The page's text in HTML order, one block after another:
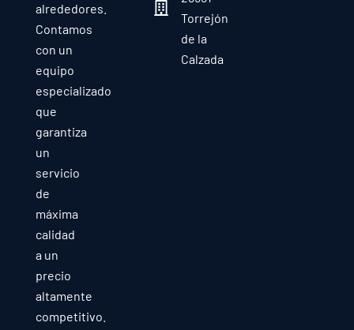
alrededores.
Contamos
con un
equipo
especializado
que
garantiza
un
servicio
de
máxima
calidad
a un
precio
altamente
competitivo.
Torrejón
de la
Calzada